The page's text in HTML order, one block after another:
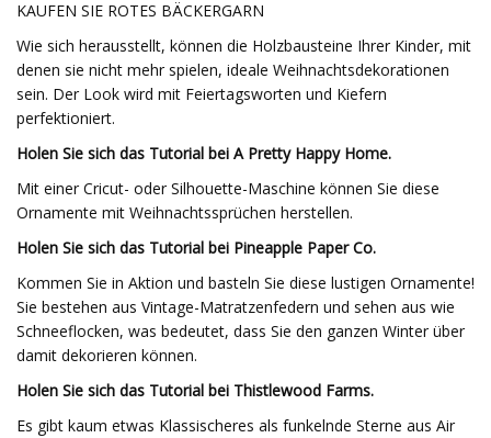
KAUFEN SIE ROTES BÄCKERGARN
Wie sich herausstellt, können die Holzbausteine ​​Ihrer Kinder, mit
denen sie nicht mehr spielen, ideale Weihnachtsdekorationen
sein. Der Look wird mit Feiertagsworten und Kiefern
perfektioniert.
Holen Sie sich das Tutorial bei A Pretty Happy Home.
Mit einer Cricut- oder Silhouette-Maschine können Sie diese
Ornamente mit Weihnachtssprüchen herstellen.
Holen Sie sich das Tutorial bei Pineapple Paper Co.
Kommen Sie in Aktion und basteln Sie diese lustigen Ornamente!
Sie bestehen aus Vintage-Matratzenfedern und sehen aus wie
Schneeflocken, was bedeutet, dass Sie den ganzen Winter über
damit dekorieren können.
Holen Sie sich das Tutorial bei Thistlewood Farms.
Es gibt kaum etwas Klassischeres als funkelnde Sterne aus Air